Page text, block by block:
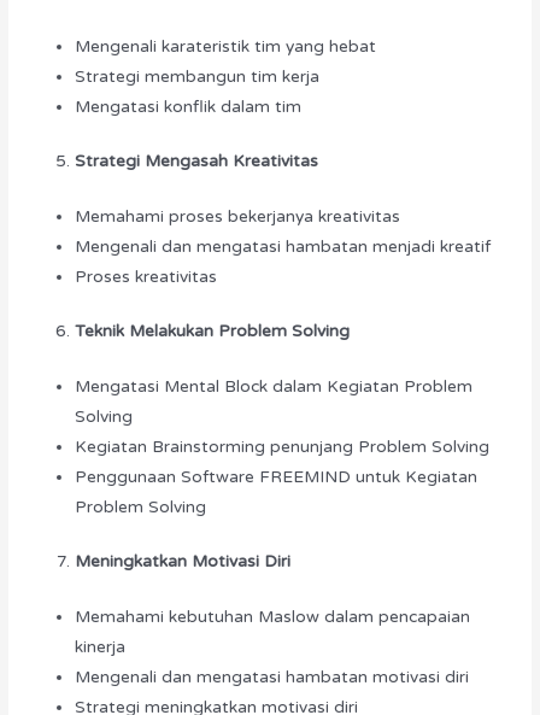
Mengenali karateristik tim yang hebat
Strategi membangun tim kerja
Mengatasi konflik dalam tim
Strategi Mengasah Kreativitas
Memahami proses bekerjanya kreativitas
Mengenali dan mengatasi hambatan menjadi kreatif
Proses kreativitas
Teknik Melakukan Problem Solving
Mengatasi Mental Block dalam Kegiatan Problem
Solving
Kegiatan Brainstorming penunjang Problem Solving
Penggunaan Software FREEMIND untuk Kegiatan
Problem Solving
Meningkatkan Motivasi Diri
Memahami kebutuhan Maslow dalam pencapaian
kinerja
Mengenali dan mengatasi hambatan motivasi diri
Strategi meningkatkan motivasi diri